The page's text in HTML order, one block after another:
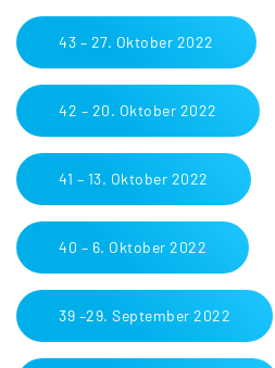
43 – 27. Oktober 2022
42 – 20. Oktober 2022
41 – 13. Oktober 2022
40 – 6. Oktober 2022
39 –29. September 2022